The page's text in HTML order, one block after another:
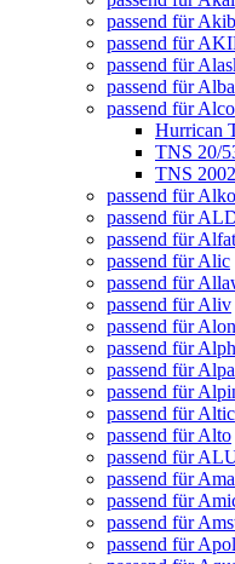
passend für
passend für
passend für
passend für
passend für Alco
Hurrican
TNS 20/
TNS 2002
passend für Alko
passend für
passend für
passend für Alic
passend für
passend für Aliv
passend für
passend für
passend für
passend für
passend für Altic
passend für Alto
passend für
passend für
passend für
passend für
passend für